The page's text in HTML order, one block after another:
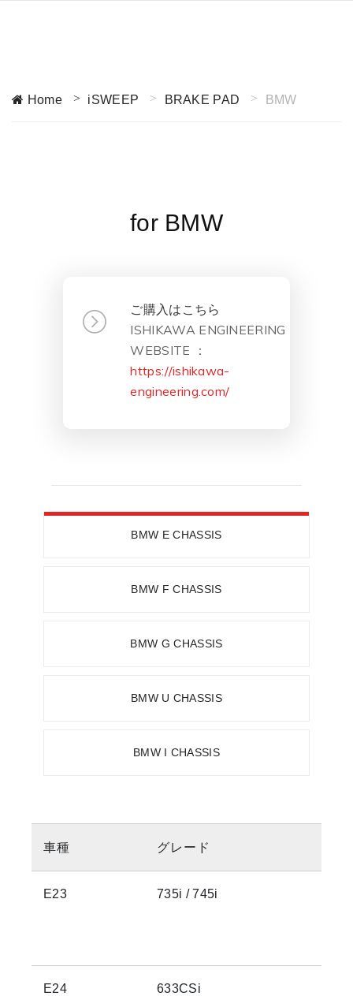
Home iSWEEP BRAKE PAD BMW
for BMW
ご購入はこちら
ISHIKAWA ENGINEERING
WEBSITE ：
https://ishikawa-
engineering.com/
BMW E CHASSIS
BMW F CHASSIS
BMW G CHASSIS
BMW U CHASSIS
BMW I CHASSIS
車種 グレード
E23 735i / 745i
E24 633CSi